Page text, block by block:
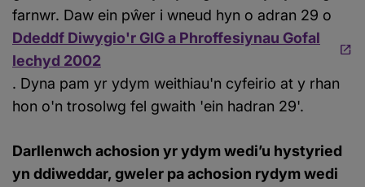
farnwr. Daw ein pŵer i wneud hyn o adran 29 o
Ddeddf Diwygio'r GIG a Phroffesiynau Gofal
Iechyd 2002
. Dyna pam yr ydym weithiau'n cyfeirio at y rhan
hon o'n trosolwg fel gwaith 'ein hadran 29'.
Darllenwch achosion yr ydym wedi’u hystyried
yn ddiweddar, gweler pa achosion rydym wedi